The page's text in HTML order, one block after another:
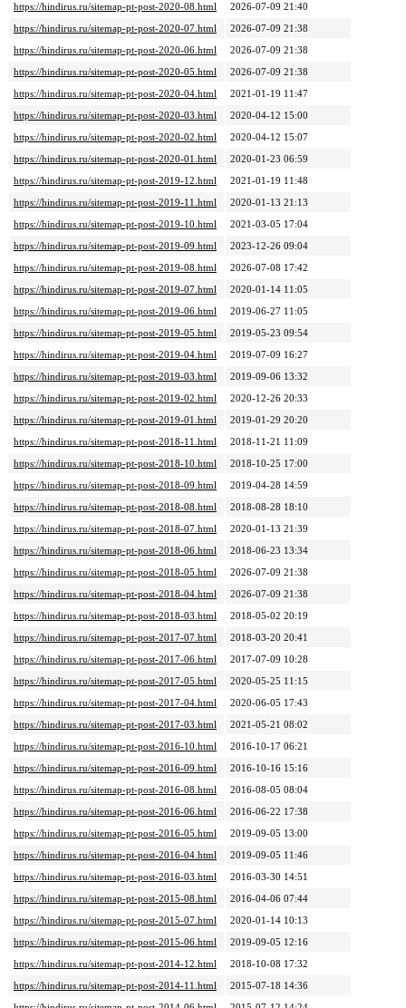
https://hindirus.ru/sitemap-pt-post-2020-08.html
2026-07-09 21:40
https://hindirus.ru/sitemap-pt-post-2020-07.html
2026-07-09 21:38
https://hindirus.ru/sitemap-pt-post-2020-06.html
2026-07-09 21:38
https://hindirus.ru/sitemap-pt-post-2020-05.html
2026-07-09 21:38
https://hindirus.ru/sitemap-pt-post-2020-04.html
2021-01-19 11:47
https://hindirus.ru/sitemap-pt-post-2020-03.html
2020-04-12 15:00
https://hindirus.ru/sitemap-pt-post-2020-02.html
2020-04-12 15:07
https://hindirus.ru/sitemap-pt-post-2020-01.html
2020-01-23 06:59
https://hindirus.ru/sitemap-pt-post-2019-12.html
2021-01-19 11:48
https://hindirus.ru/sitemap-pt-post-2019-11.html
2020-01-13 21:13
https://hindirus.ru/sitemap-pt-post-2019-10.html
2021-03-05 17:04
https://hindirus.ru/sitemap-pt-post-2019-09.html
2023-12-26 09:04
https://hindirus.ru/sitemap-pt-post-2019-08.html
2026-07-08 17:42
https://hindirus.ru/sitemap-pt-post-2019-07.html
2020-01-14 11:05
https://hindirus.ru/sitemap-pt-post-2019-06.html
2019-06-27 11:05
https://hindirus.ru/sitemap-pt-post-2019-05.html
2019-05-23 09:54
https://hindirus.ru/sitemap-pt-post-2019-04.html
2019-07-09 16:27
https://hindirus.ru/sitemap-pt-post-2019-03.html
2019-09-06 13:32
https://hindirus.ru/sitemap-pt-post-2019-02.html
2020-12-26 20:33
https://hindirus.ru/sitemap-pt-post-2019-01.html
2019-01-29 20:20
https://hindirus.ru/sitemap-pt-post-2018-11.html
2018-11-21 11:09
https://hindirus.ru/sitemap-pt-post-2018-10.html
2018-10-25 17:00
https://hindirus.ru/sitemap-pt-post-2018-09.html
2019-04-28 14:59
https://hindirus.ru/sitemap-pt-post-2018-08.html
2018-08-28 18:10
https://hindirus.ru/sitemap-pt-post-2018-07.html
2020-01-13 21:39
https://hindirus.ru/sitemap-pt-post-2018-06.html
2018-06-23 13:34
https://hindirus.ru/sitemap-pt-post-2018-05.html
2026-07-09 21:38
https://hindirus.ru/sitemap-pt-post-2018-04.html
2026-07-09 21:38
https://hindirus.ru/sitemap-pt-post-2018-03.html
2018-05-02 20:19
https://hindirus.ru/sitemap-pt-post-2017-07.html
2018-03-20 20:41
https://hindirus.ru/sitemap-pt-post-2017-06.html
2017-07-09 10:28
https://hindirus.ru/sitemap-pt-post-2017-05.html
2020-05-25 11:15
https://hindirus.ru/sitemap-pt-post-2017-04.html
2020-06-05 17:43
https://hindirus.ru/sitemap-pt-post-2017-03.html
2021-05-21 08:02
https://hindirus.ru/sitemap-pt-post-2016-10.html
2016-10-17 06:21
https://hindirus.ru/sitemap-pt-post-2016-09.html
2016-10-16 15:16
https://hindirus.ru/sitemap-pt-post-2016-08.html
2016-08-05 08:04
https://hindirus.ru/sitemap-pt-post-2016-06.html
2016-06-22 17:38
https://hindirus.ru/sitemap-pt-post-2016-05.html
2019-09-05 13:00
https://hindirus.ru/sitemap-pt-post-2016-04.html
2019-09-05 11:46
https://hindirus.ru/sitemap-pt-post-2016-03.html
2016-03-30 14:51
https://hindirus.ru/sitemap-pt-post-2015-08.html
2016-04-06 07:44
https://hindirus.ru/sitemap-pt-post-2015-07.html
2020-01-14 10:13
https://hindirus.ru/sitemap-pt-post-2015-06.html
2019-09-05 12:16
https://hindirus.ru/sitemap-pt-post-2014-12.html
2018-10-08 17:32
https://hindirus.ru/sitemap-pt-post-2014-11.html
2015-07-18 14:36